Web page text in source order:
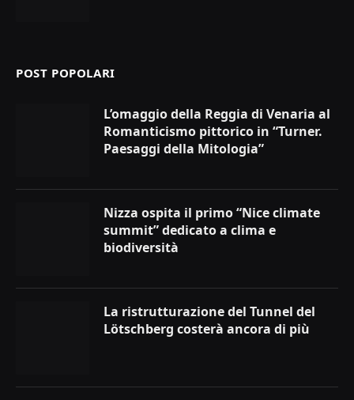
POST POPOLARI
L’omaggio della Reggia di Venaria al
Romanticismo pittorico in “Turner.
Paesaggi della Mitologia”
Nizza ospita il primo “Nice climate
summit” dedicato a clima e
biodiversità
La ristrutturazione del Tunnel del
Lötschberg costerà ancora di più